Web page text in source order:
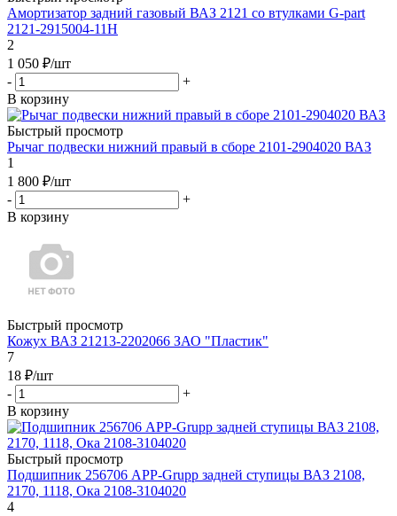
Амортизатор задний газовый ВАЗ 2121 со втулками G-part
2121-2915004-11H
2
1 050 ₽/шт
-
+
В корзину
Быстрый просмотр
Рычаг подвески нижний правый в сборе 2101-2904020 ВАЗ
1
1 800 ₽/шт
-
+
В корзину
Быстрый просмотр
Кожух ВАЗ 21213-2202066 ЗАО "Пластик"
7
18 ₽/шт
-
+
В корзину
Быстрый просмотр
Подшипник 256706 APP-Grupp задней ступицы ВАЗ 2108,
2170, 1118, Ока 2108-3104020
4